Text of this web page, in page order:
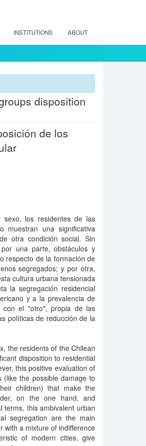
INSTITUTIONS ABOUT
disposition
de los
los residentes de las
muestran una significativa
otra condición social. Sin
una parte, obstáculos y
respecto de la formación de
segregados; y por otra,
cultura urbana tensionada
la segregación residencial
y a la prevalencia de
con el "otro", propia de las
políticas de reducción de la
the residents of the Chilean
disposition to residential
this positive evaluation of
the possible damage to
children) that make the
on the one hand, and
terms, this ambivalent urban
segregation are the main
with a mixture of indifference
of modern cities, give